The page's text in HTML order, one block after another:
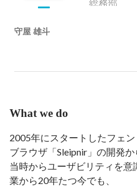
総務部
守屋 雄斗
What we do
2005年にスタートしたフェ
ブラウザ「Sleipnir」の開発か
当時からユーザビリティを
業から20年たつ今でも、